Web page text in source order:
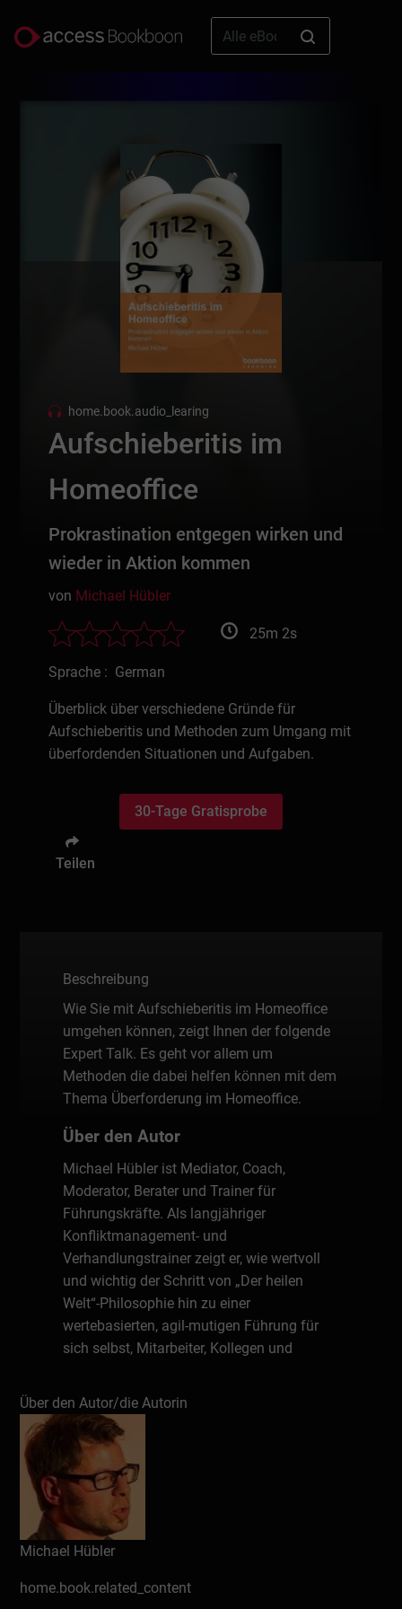
home.book.audio_learing
Aufschieberitis im
Homeoffice
Prokrastination entgegen wirken und
wieder in Aktion kommen
von Michael Hübler
25m 2s
Sprache : German
Überblick über verschiedene Gründe für
Aufschieberitis und Methoden zum Umgang mit
überfordenden Situationen und Aufgaben.
30-Tage Gratisprobe
Teilen
Beschreibung
Wie Sie mit Aufschieberitis im Homeoffice
umgehen können, zeigt Ihnen der folgende
Expert Talk. Es geht vor allem um
Methoden die dabei helfen können mit dem
Thema Überforderung im Homeoffice.
Über den Autor
Michael Hübler ist Mediator, Coach,
Moderator, Berater und Trainer für
Führungskräfte. Als langjähriger
Konfliktmanagement- und
Verhandlungstrainer zeigt er, wie wertvoll
und wichtig der Schritt von „Der heilen
Welt“-Philosophie hin zu einer
wertebasierten, agil-mutigen Führung für
sich selbst, Mitarbeiter, Kollegen und
Schreiben Sie eine Rezension
Über den Autor/die Autorin
Michael Hübler
home.book.related_content